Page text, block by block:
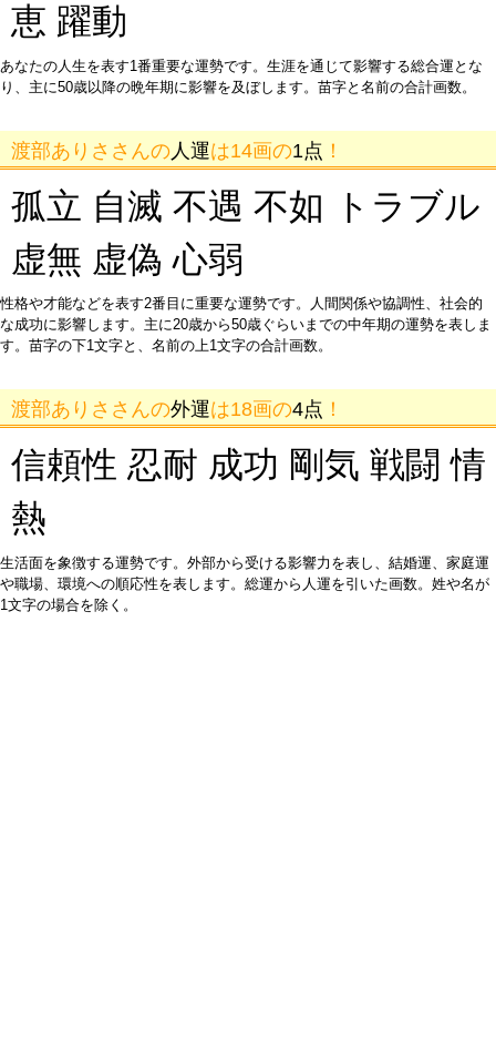
恵 躍動
あなたの人生を表す1番重要な運勢です。生涯を通じて影響する総合運とな
り、主に50歳以降の晩年期に影響を及ぼします。苗字と名前の合計画数。
渡部ありささんの 人運は14画の1点 ！
孤立 自滅 不遇 不如 トラブル
虚無 虚偽 心弱
性格や才能などを表す2番目に重要な運勢です。人間関係や協調性、社会的
な成功に影響します。主に20歳から50歳ぐらいまでの中年期の運勢を表しま
す。苗字の下1文字と、名前の上1文字の合計画数。
渡部ありささんの外運は18画の4点 ！
信頼性 忍耐 成功 剛気 戦闘 情
熱
生活面を象徴する運勢です。外部から受ける影響力を表し、結婚運、家庭運
や職場、環境への順応性を表します。総運から人運を引いた画数。姓や名が
1文字の場合を除く。